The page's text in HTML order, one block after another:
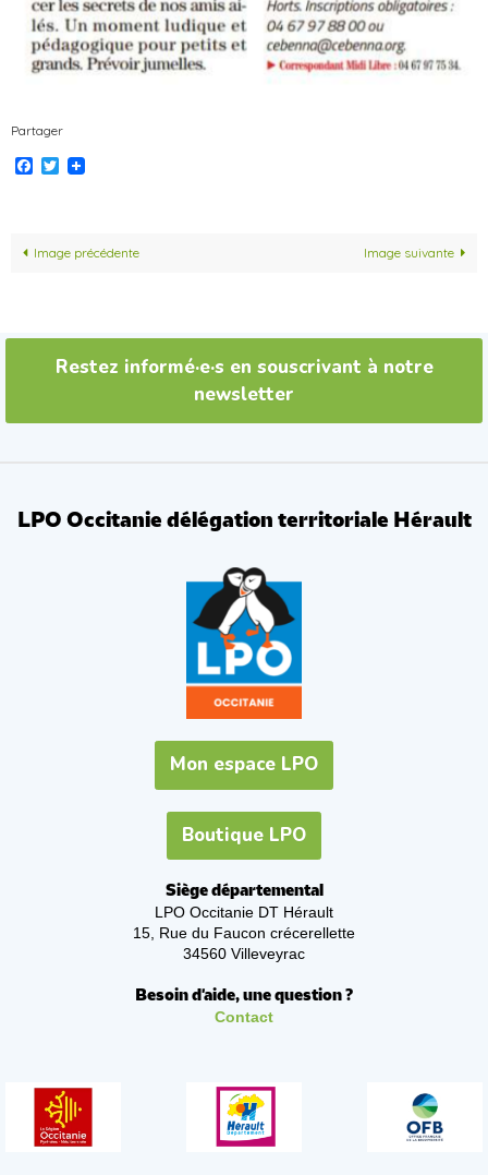
Partager
Facebook
Twitter
Image précédente Image suivante
Restez informé·e·s en souscrivant à notre
newsletter
LPO Occitanie délégation territoriale Hérault
Mon espace LPO
Boutique LPO
Siège départemental
LPO Occitanie DT Hérault
15, Rue du Faucon crécerellette
34560 Villeveyrac
Besoin d'aide, une question ?
Contact